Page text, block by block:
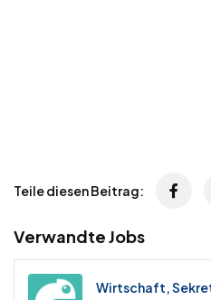
Teile diesen Beitrag:
Verwandte Jobs
Wirtschaft,